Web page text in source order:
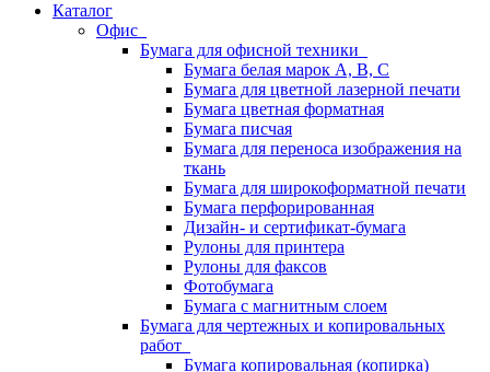
Каталог
Офис
Бумага для офисной техники
Бумага белая марок А, В, С
Бумага для цветной лазерной печати
Бумага цветная форматная
Бумага писчая
Бумага для переноса изображения на
ткань
Бумага для широкоформатной печати
Бумага перфорированная
Дизайн- и сертификат-бумага
Рулоны для принтера
Рулоны для факсов
Фотобумага
Бумага с магнитным слоем
Бумага для чертежных и копировальных
работ
Бумага копировальная (копирка)